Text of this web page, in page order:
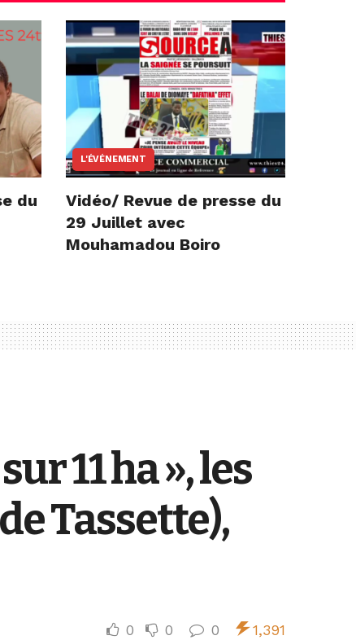
du
L'ÉVÉNEMENT
Vidéo/ Revue de presse du
29 Juillet avec
Mouhamadou Boiro
11 ha », les
Tassette),
0 0 0 1,391